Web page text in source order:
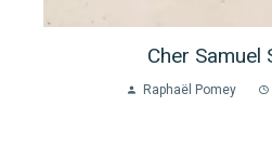
Cher Samuel
Raphaël Pomey